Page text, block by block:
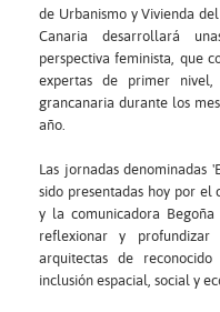
de Urbanismo y Vivienda
Canaria desarrollará
perspectiva feminista, que
expertas de primer
grancanaria durante los
año.
Las jornadas denominadas
sido presentadas hoy por el
y la comunicadora
reflexionar y profundizar
arquitectas de
inclusión espacial, social y